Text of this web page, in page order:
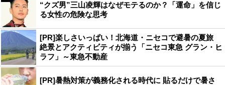
“クズ男”三山凌輝はなぜモテるのか？「運命」を信じ
る女性の危険な思考
[PR]楽しさいっぱい！北海道・ニセコで避暑の夏旅
絶景とアクティビティが揃う「ニセコ東急 グラン・ヒ
ラフ」～東急不動産
[PR]暑熱対策が義務化される時代に 貼るだけで暑さ